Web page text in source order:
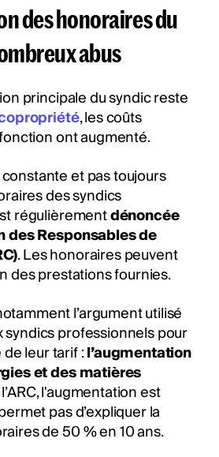
des honoraires du
abus
principale du syndic reste
, les coûts
ont augmenté.
constante et pas toujours
des syndics
régulièrementdénoncée
des Responsables de
. Les honoraires peuvent
des prestations fournies.
l’argument utilisé
professionnels pour
leur tarif :l’augmentation
et des matières
l'augmentation est
pas d’expliquer la
de 50 % en 10 ans.